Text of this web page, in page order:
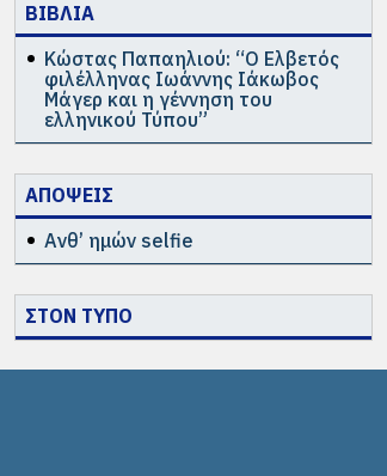
ΒΙΒΛΙΑ
Κώστας Παπαηλιού: “Ο Ελβετός
φιλέλληνας Ιωάννης Ιάκωβος
Μάγερ και η γέννηση του
ελληνικού Τύπου”
ΑΠΟΨΕΙΣ
Ανθ’ ημών selfie
ΣΤΟΝ ΤΥΠΟ